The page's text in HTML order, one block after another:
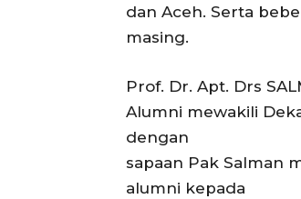
dan Aceh. Serta
masing.
Prof. Dr. Apt. Drs
Alumni mewakili
dengan
sapaan Pak Salman
alumni kepada